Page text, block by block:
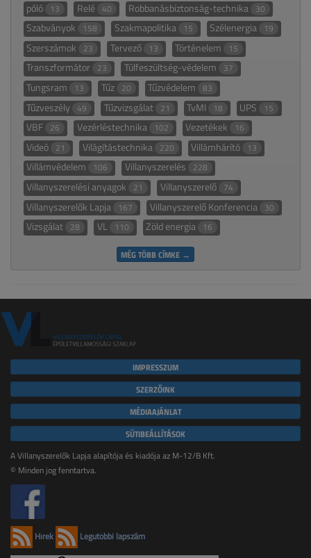
póló 13 Relé 40 Robbanásbiztonság-technika 30
Szabványok 158 Szakmapolitika 15 Szélenergia 19
Szerszámok 23 Tervező 13 Történelem 15
Transzformátor 23 Túlfeszültség-védelem 37
Tungsram 13 Tűz 20 Tűzvédelem 83
Tűzveszély 49 Tűzvizsgálat 21 TvMI 18 UPS 15
VBF 26 Vezérléstechnika 102 Vezetékek 16
Videó 21 Világítástechnika 220 Villámhárító 13
Villámvédelem 106 Villanyszerelés 228
Villanyszerelési anyagok 21 Villanyszerelő 74
Villanyszerelők Lapja 167 Villanyszerelő Konferencia 30
Vizsgálat 28 VL 110 Zöld energia 16
MÉG TÖBB CÍMKE →
IMPRESSZUM
SZERZŐINK
MÉDIAAJÁNLAT
SÜTIBEÁLLÍTÁSOK
A Villanyszerelők Lapja alapítója és kiadója az M-12/B Kft.
© Minden jog fenntartva.
Hírek Legutóbbi lapszám